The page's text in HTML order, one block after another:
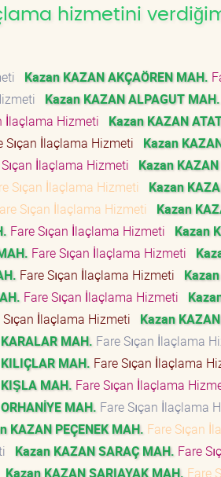
hizmetini
Kazan KAZAN AKÇAÖREN MAH.
Kazan KAZAN ALPAGUT MAH.
İlaçlama Hizmeti Kazan KAZAN
Sıçan İlaçlama Hizmeti Kazan
İlaçlama Hizmeti Kazan
Sıçan İlaçlama Hizmeti Kazan
Sıçan İlaçlama Hizmeti Kazan
Fare Sıçan İlaçlama Hizmeti Kazan
Fare Sıçan İlaçlama Hizmeti
Fare Sıçan İlaçlama Hizmeti
Fare Sıçan İlaçlama Hizmeti
Sıçan İlaçlama Hizmeti
Kazan
MAH. Fare Sıçan İlaçlama
MAH. Fare Sıçan İlaçlama
MAH. Fare Sıçan İlaçlama
MAH. Fare Sıçan İlaçlama
KAZAN PEÇENEK MAH. Fare Sıçan
Kazan KAZAN SARAÇ MAH. Fare
Kazan KAZAN SARIAYAK MAH. Fare